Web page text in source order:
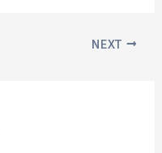
NEXT